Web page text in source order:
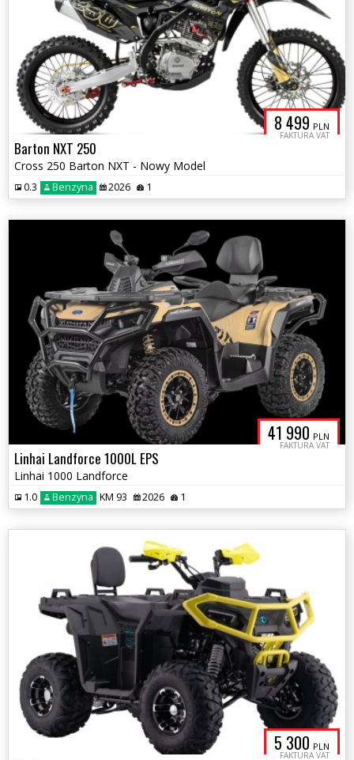
8 499 PLN
FAKTURA VAT
Barton NXT 250
Cross 250 Barton NXT - Nowy Model
0.3 Benzyna 2026 1
41 990 PLN
FAKTURA VAT
Linhai Landforce 1000L EPS
Linhai 1000 Landforce
1.0 Benzyna KM 93 2026 1
5 300 PLN
FAKTURA VAT